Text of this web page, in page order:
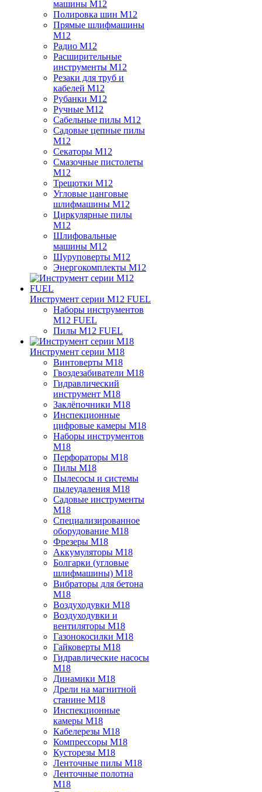
машины M12
Полировка шин M12
Прямые шлифмашины
M12
Радио M12
Расширительные
инструменты M12
Резаки для труб и
кабелей M12
Рубанки M12
Ручные M12
Сабельные пилы M12
Садовые цепные пилы
M12
Секаторы M12
Смазочные пистолеты
M12
Трещотки M12
Угловые цанговые
шлифмашины M12
Циркулярные пилы
M12
Шлифовальные
машины M12
Шуруповерты M12
Энергокомплекты M12
Инструмент серии M12 FUEL
Наборы инструментов
M12 FUEL
Пилы M12 FUEL
Инструмент серии M18
Винтоверты M18
Гвоздезабиватели M18
Гидравлический
инструмент M18
Заклёпочники M18
Инспекционные
цифровые камеры M18
Наборы инструментов
M18
Перфораторы M18
Пилы M18
Пылесосы и системы
пылеудаления M18
Садовые инструменты
M18
Специализированное
оборудование M18
Фрезеры M18
Аккумуляторы M18
Болгарки (угловые
шлифмашины) M18
Вибраторы для бетона
M18
Воздуходувки M18
Воздуходувки и
вентиляторы M18
Газонокосилки M18
Гайковерты M18
Гидравлические насосы
M18
Динамики M18
Дрели на магнитной
станине M18
Инспекционные
камеры M18
Кабелерезы M18
Компрессоры M18
Кусторезы M18
Ленточные пилы M18
Ленточные полотна
M18